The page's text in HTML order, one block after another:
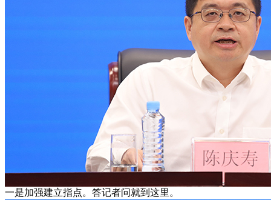
一是加强建立指点。答记者问就到这里。